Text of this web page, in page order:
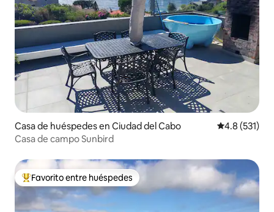
Casa de huéspedes en Ciudad del Cabo Calificación
4.8 (531)
Casa de campo Sunbird
De los mejores en Favorito entre huéspedes
Favorito entre huéspedes